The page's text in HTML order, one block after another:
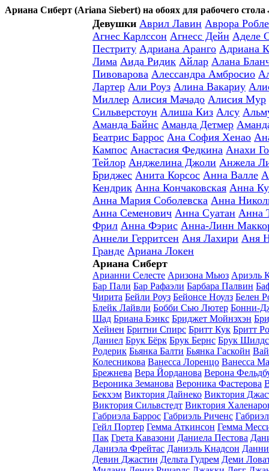
Ариана Сиберт (Ariana Siebert) на обоях для рабочего стола
Девушки Аврил Лавин Аврора
Агнес Карлссон Агнесс Дейн Аделе
Пестриту Адриана Аранго Адриана
Лима Аида Ридик Айлар Алана
Пивоварова Алессандра Амбросио
Лартер Али Роуз Алина Вакариу
Миллер Алисия Мачадо Алисия Мур
Сильверстоун Алиша Киз Алсу
Аманда Байнс Аманда Детмер
Беатрис Баррос Ана София Хенао
Кампос Анастасия Федкина Анахи
Тейлор Анджелина Джоли Анжела
Бриджес Анита Корсос Анна Валле
Кендрик Анна Кончаковская Анна
Анна Мария Соболевска Анна
Анна Семенович Анна Суатан Анна
Фрил Анна Фэрис Анна-Линн
Аннели Герритсен Аня Лахири Аня
Гранде Ариана Локен
Ариана Сиберт
Арианни Селесте Аризона Мьюз Ариэль
Бар Пали Бар Рафаэли Барбара Палвин
Чирита Бейли Роуз Бейонсе Ноулз Белен
Блейк Лайвли Бобби Сью Лютер Бонни-
Шад Бриана Бэнкс Бриджет Мойнэхэн
Хейнен Бритни Спирс Бритт Кук Бритт
Даниел Брук Бёрк Брук Бернс Брук Шилдс
Родерик Бьянка Балти Бьянка Гаскойн
Колесникова Ванесса Лоренцо Ванесса
Брежнева Вера Йорданова Верона
Вероника Земанова Вероника Фастерова
Бекхэм Виктория Дайнеко Виктория
Виктория Сильвстедт Виктория
Габриэла Баррос Габриэль Риченс
Гейл Портер Гемма Аткинсон Гемма
Пак Грета Кавазони Даниела Пестова
Даниэла Фрейтас Даниэль Кнадсон
Девин Джастин Дельта Гудрем Деми